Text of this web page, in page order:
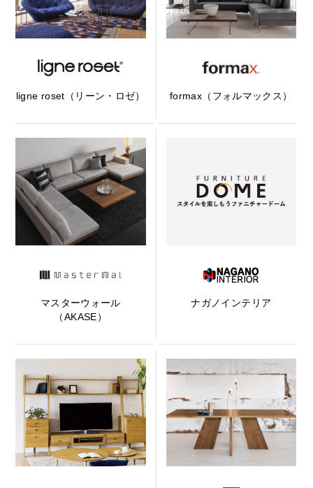
ligne roset（リーン・ロゼ） formax（フォルマックス）
マスターウォール
（AKASE）
ナガノインテリア